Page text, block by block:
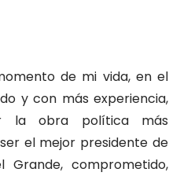
de mi vida, en el
y con más experiencia,
la obra política más
el mejor presidente de
comprometido,